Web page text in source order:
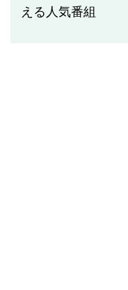
える人気番組